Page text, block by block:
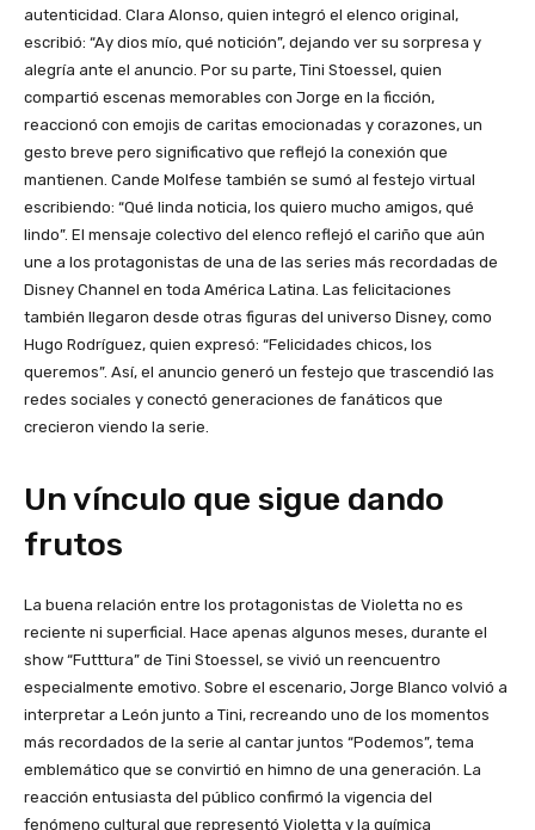
autenticidad. Clara Alonso, quien integró el elenco original,
escribió: “Ay dios mío, qué notición”, dejando ver su sorpresa y
alegría ante el anuncio. Por su parte, Tini Stoessel, quien
compartió escenas memorables con Jorge en la ficción,
reaccionó con emojis de caritas emocionadas y corazones, un
gesto breve pero significativo que reflejó la conexión que
mantienen. Cande Molfese también se sumó al festejo virtual
escribiendo: “Qué linda noticia, los quiero mucho amigos, qué
lindo”. El mensaje colectivo del elenco reflejó el cariño que aún
une a los protagonistas de una de las series más recordadas de
Disney Channel en toda América Latina. Las felicitaciones
también llegaron desde otras figuras del universo Disney, como
Hugo Rodríguez, quien expresó: “Felicidades chicos, los
queremos”. Así, el anuncio generó un festejo que trascendió las
redes sociales y conectó generaciones de fanáticos que
crecieron viendo la serie.
Un vínculo que sigue dando
frutos
La buena relación entre los protagonistas de Violetta no es
reciente ni superficial. Hace apenas algunos meses, durante el
show “Futttura” de Tini Stoessel, se vivió un reencuentro
especialmente emotivo. Sobre el escenario, Jorge Blanco volvió a
interpretar a León junto a Tini, recreando uno de los momentos
más recordados de la serie al cantar juntos “Podemos”, tema
emblemático que se convirtió en himno de una generación. La
reacción entusiasta del público confirmó la vigencia del
fenómeno cultural que representó Violetta y la química